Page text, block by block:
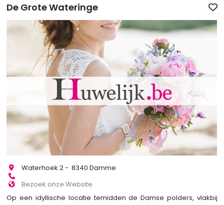
De Grote Wateringe
Waterhoek 2​ - 8340 Damme
Bezoek onze Website
Op een idyllische locatie temidden de Damse polders, vlakbij